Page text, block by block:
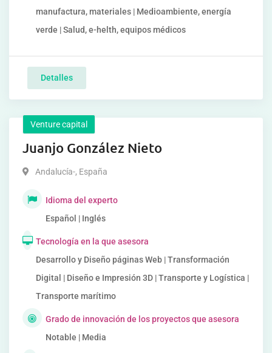
manufactura, materiales | Medioambiente, energía
verde | Salud, e-helth, equipos médicos
Detalles
Venture capital
Juanjo González Nieto
Andalucía-, España
Idioma del experto
Español | Inglés
Tecnología en la que asesora
Desarrollo y Diseño páginas Web | Transformación
Digital | Diseño e Impresión 3D | Transporte y Logística |
Transporte marítimo
Grado de innovación de los proyectos que asesora
Notable | Media